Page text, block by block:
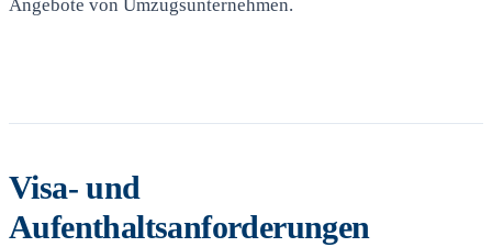
Angebote von Umzugsunternehmen.
Visa- und
Aufenthaltsanforderungen